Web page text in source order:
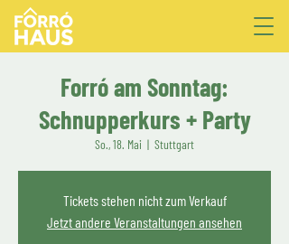
Forró am Sonntag:
Schnupperkurs + Party
So., 18. Mai
  |
Stuttgart
Tickets stehen nicht zum Verkauf
Jetzt andere Veranstaltungen ansehen